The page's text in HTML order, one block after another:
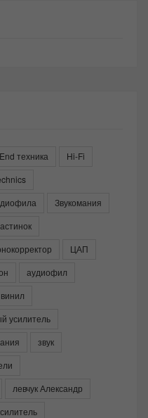
техника
Hi-Fi
Звукомания
ЦАП
аудиофил
винил
усилитель
звук
левчук Александр